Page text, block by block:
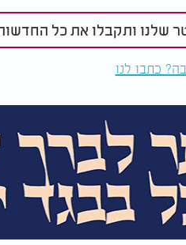
שלנו ותקבלו את כל
כתבו לנו